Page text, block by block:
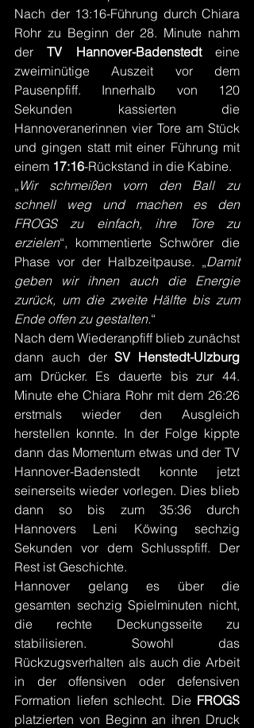
Nach der 13:16-Führung durch Chiara
Rohr zu Beginn der 28. Minute nahm
der TV Hannover-Badenstedt eine
zweiminütige Auszeit vor dem
Pausenpfiff. Innerhalb von 120
Sekunden kassierten die
Hannoveranerinnen vier Tore am Stück
und gingen statt mit einer Führung mit
einem 17:16-Rückstand in die Kabine.
„ Wir schmeißen vorn den Ball zu
schnell weg und machen es den
FROGS zu einfach, ihre Tore zu
erzielen“, kommentierte Schwörer die
Phase vor der Halbzeitpause. „Damit
geben wir ihnen auch die Energie
zurück, um die zweite Hälfte bis zum
Ende offen zu gestalten.“
Nach dem Wiederanpfiff blieb zunächst
dann auch der SV Henstedt-Ulzburg
am Drücker. Es dauerte bis zur 44.
Minute ehe Chiara Rohr mit dem 26:26
erstmals wieder den Ausgleich
herstellen konnte. In der Folge kippte
dann das Momentum etwas und der TV
Hannover-Badenstedt konnte jetzt
seinerseits wieder vorlegen. Dies blieb
dann so bis zum 35:36 durch
Hannovers Leni Köwing sechzig
Sekunden vor dem Schlusspfiff. Der
Rest ist Geschichte.
Hannover gelang es über die
gesamten sechzig Spielminuten nicht,
die rechte Deckungsseite zu
stabilisieren. Sowohl das
Rückzugsverhalten als auch die Arbeit
in der offensiven oder defensiven
Formation liefen schlecht. Die
platzierten von Beginn an ihren Druck